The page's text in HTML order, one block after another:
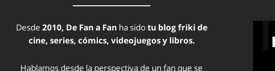
Desde 2010, De Fan a Fan ha sidotu blog friki de
cine, series, cómics, videojuegos y libros.
Hablamos desde la perspectiva de un fan que se